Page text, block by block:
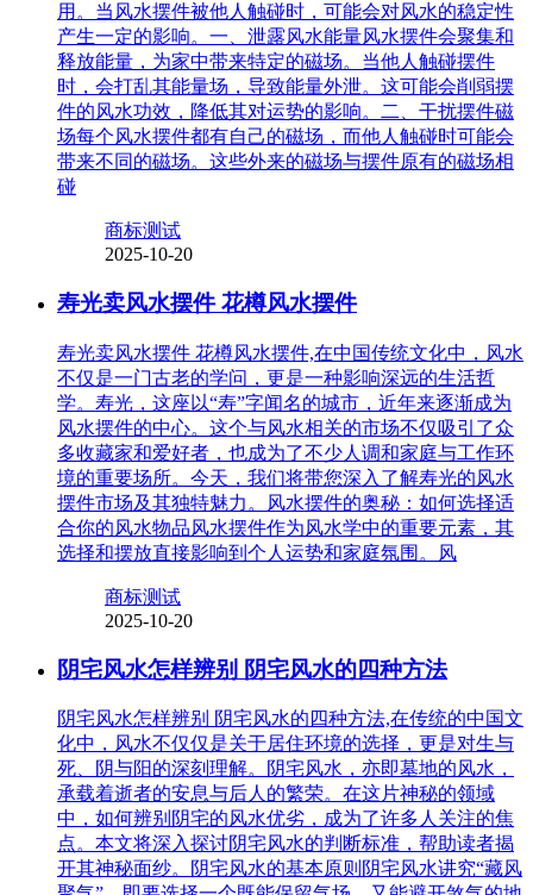
用。当风水摆件被他人触碰时，可能会对风水的稳定性
产生一定的影响。一、泄露风水能量风水摆件会聚集和
释放能量，为家中带来特定的磁场。当他人触碰摆件
时，会打乱其能量场，导致能量外泄。这可能会削弱摆
件的风水功效，降低其对运势的影响。二、干扰摆件磁
场每个风水摆件都有自己的磁场，而他人触碰时可能会
带来不同的磁场。这些外来的磁场与摆件原有的磁场相
碰
商标测试
2025-10-20
寿光卖风水摆件 花樽风水摆件
寿光卖风水摆件 花樽风水摆件,在中国传统文化中，风水
不仅是一门古老的学问，更是一种影响深远的生活哲
学。寿光，这座以“寿”字闻名的城市，近年来逐渐成为
风水摆件的中心。这个与风水相关的市场不仅吸引了众
多收藏家和爱好者，也成为了不少人调和家庭与工作环
境的重要场所。今天，我们将带您深入了解寿光的风水
摆件市场及其独特魅力。风水摆件的奥秘：如何选择适
合你的风水物品风水摆件作为风水学中的重要元素，其
选择和摆放直接影响到个人运势和家庭氛围。风
商标测试
2025-10-20
阴宅风水怎样辨别 阴宅风水的四种方法
阴宅风水怎样辨别 阴宅风水的四种方法,在传统的中国文
化中，风水不仅仅是关于居住环境的选择，更是对生与
死、阴与阳的深刻理解。阴宅风水，亦即墓地的风水，
承载着逝者的安息与后人的繁荣。在这片神秘的领域
中，如何辨别阴宅的风水优劣，成为了许多人关注的焦
点。本文将深入探讨阴宅风水的判断标准，帮助读者揭
开其神秘面纱。阴宅风水的基本原则阴宅风水讲究“藏风